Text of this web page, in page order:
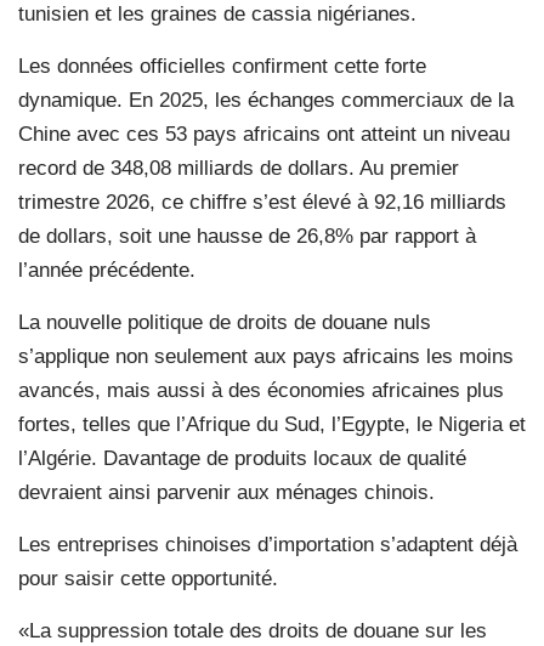
tunisien et les graines de cassia nigérianes.
Les données officielles confirment cette forte
dynamique. En 2025, les échanges commerciaux de la
Chine avec ces 53 pays africains ont atteint un niveau
record de 348,08 milliards de dollars. Au premier
trimestre 2026, ce chiffre s’est élevé à 92,16 milliards
de dollars, soit une hausse de 26,8% par rapport à
l’année précédente.
La nouvelle politique de droits de douane nuls
s’applique non seulement aux pays africains les moins
avancés, mais aussi à des économies africaines plus
fortes, telles que l’Afrique du Sud, l’Egypte, le Nigeria et
l’Algérie. Davantage de produits locaux de qualité
devraient ainsi parvenir aux ménages chinois.
Les entreprises chinoises d’importation s’adaptent déjà
pour saisir cette opportunité.
«La suppression totale des droits de douane sur les